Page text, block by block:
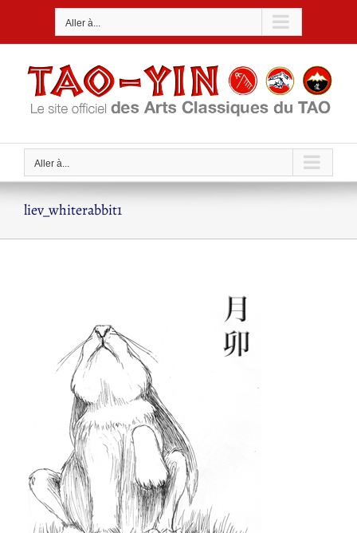
Aller à...
Aller à...
liev_whiterabbit1